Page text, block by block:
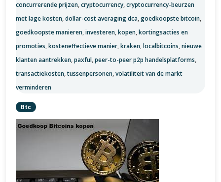
concurrerende prijzen,cryptocurrency,cryptocurrency-beurzen
met lage kosten,dollar-cost averaging dca,goedkoopste bitcoin,
goedkoopste manieren,investeren,kopen,kortingsacties en
promoties,kosteneffectieve manier,kraken,localbitcoins,nieuwe
klanten aantrekken,paxful,peer-to-peer p2p handelsplatforms,
transactiekosten,tussenpersonen,volatiliteit van de markt
verminderen
Btc